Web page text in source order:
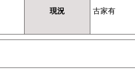
現況 古家有